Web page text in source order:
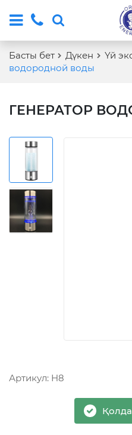
Басты бет Дүкен Үй
водородной воды
ГЕНЕРАТОР
Артикул: H8